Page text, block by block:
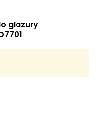
glazury